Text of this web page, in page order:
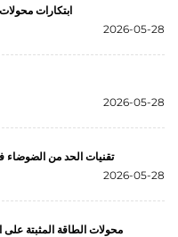
ابتكارات
2026-05-28
2026-05-28
تقنيات الحد من الضوضاء
2026-05-28
محولات الطاقة المثبتة